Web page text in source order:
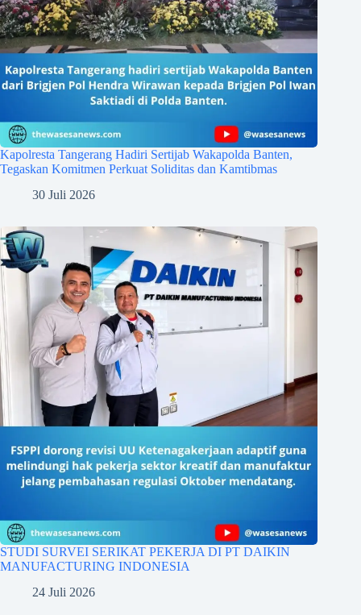
Kapolresta Tangerang Hadiri Sertijab Wakapolda Banten,
Tegaskan Komitmen Perkuat Soliditas dan Kamtibmas
30 Juli 2026
STUDI SURVEI SERIKAT PEKERJA DI PT DAIKIN
MANUFACTURING INDONESIA
24 Juli 2026